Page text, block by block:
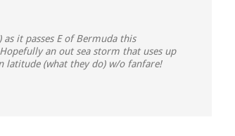
it passes E of Bermuda this
an out sea storm that uses up
latitude (what they do) w/o fanfare!